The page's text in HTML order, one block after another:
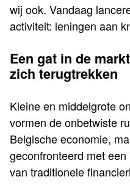
wij ook. Vandaag
activiteit: leningen aan
Een gat in de
zich terugtrekken
Kleine en middelgrote
vormen de onbetwiste
Belgische economie,
geconfronteerd met
van traditionele